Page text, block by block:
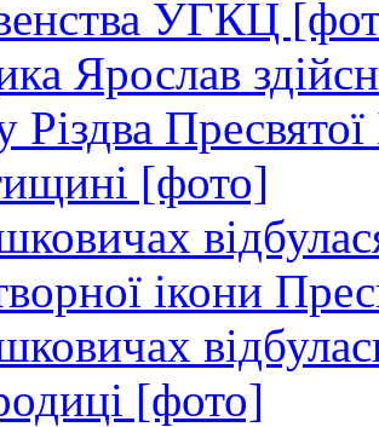
УГКЦ
Ярослав
Різдва
[фото]
ікони
[фото]